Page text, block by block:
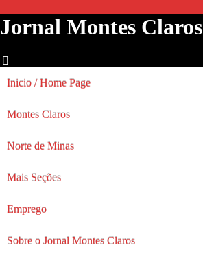
Jornal Montes Claros
Inicio / Home Page
Montes Claros
Norte de Minas
Mais Seções
Emprego
Sobre o Jornal Montes Claros